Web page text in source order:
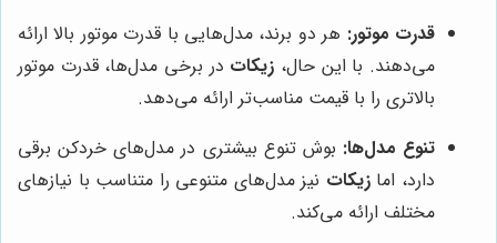
قدرت موتور: هر دو برند، مدل‌هایی با قدرت موتور بالا ارائه
می‌دهند. با این حال، زیکات در برخی مدل‌ها، قدرت موتور
بالاتری را با قیمت مناسب‌تر ارائه می‌دهد.
تنوع مدل‌ها: بوش تنوع بیشتری در مدل‌های خردکن برقی
دارد، امازیکات نیز مدل‌های متنوعی را متناسب با نیازهای
مختلف ارائه می‌کند.